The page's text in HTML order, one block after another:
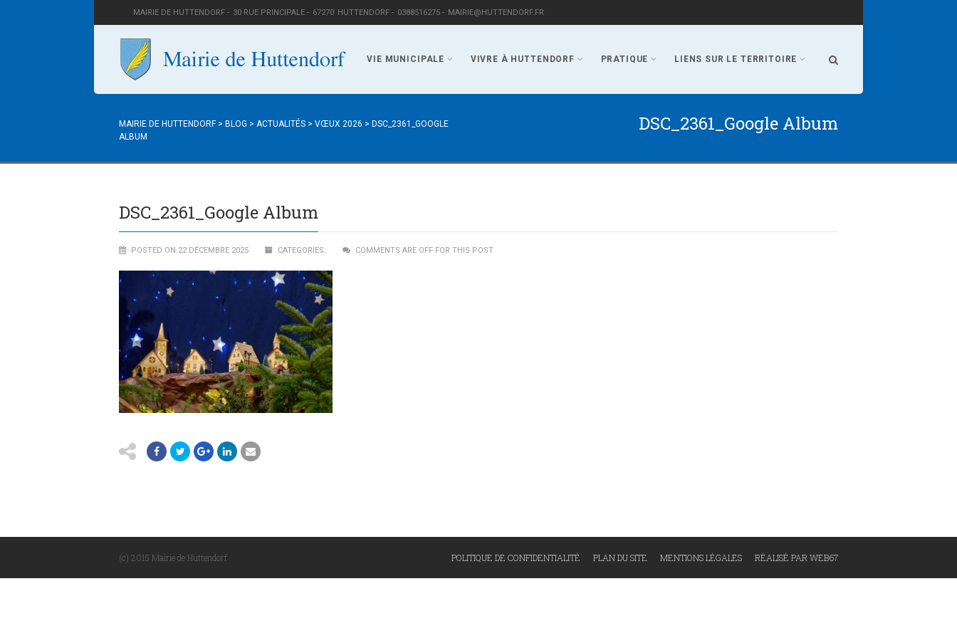
MAIRIE DE HUTTENDORF - 30 RUE PRINCIPALE - 67270 HUTTENDORF - 0388516275 - MAIRIE@HUTTENDORF.FR
VIE MUNICIPALE VIVRE À HUTTENDORF PRATIQUE LIENS SUR LE TERRITOIRE
MAIRIE DE HUTTENDORF> BLOG > ACTUALITÉS > VŒUX 2026 > DSC_2361_GOOGLE
ALBUM
DSC_2361_Google Album
DSC_2361_Google Album
POSTED ON 22 DÉCEMBRE 2025 CATEGORIES: COMMENTS ARE OFF FOR THIS POST
(c) 2015 Mairie de Huttendorf POLITIQUE DE CONFIDENTIALITÉ PLAN DU SITE MENTIONS LÉGALES RÉALISÉ PAR WEB67